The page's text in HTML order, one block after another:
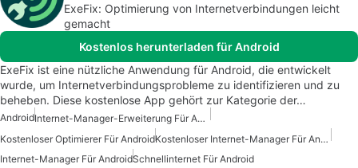
ExeFix: Optimierung von Internetverbindungen leicht
gemacht
Kostenlos herunterladen für Android
ExeFix ist eine nützliche Anwendung für Android, die entwickelt
wurde, um Internetverbindungsprobleme zu identifizieren und zu
beheben. Diese kostenlose App gehört zur Kategorie der…
Android
Internet-Manager-Erweiterung Für Android
Kostenloser Optimierer Für Android
Kostenloser Internet-Manager Für Android
Internet-Manager Für AndroidSchnellinternet Für Android